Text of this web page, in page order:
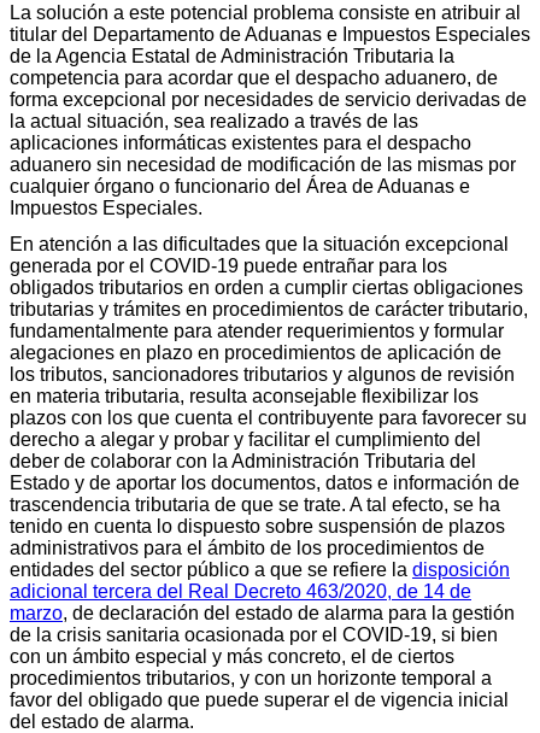
La solución a este potencial problema consiste en atribuir al
titular del Departamento de Aduanas e Impuestos Especiales
de la Agencia Estatal de Administración Tributaria la
competencia para acordar que el despacho aduanero, de
forma excepcional por necesidades de servicio derivadas de
la actual situación, sea realizado a través de las
aplicaciones informáticas existentes para el despacho
aduanero sin necesidad de modificación de las mismas por
cualquier órgano o funcionario del Área de Aduanas e
Impuestos Especiales.
En atención a las dificultades que la situación excepcional
generada por el COVID-19 puede entrañar para los
obligados tributarios en orden a cumplir ciertas obligaciones
tributarias y trámites en procedimientos de carácter tributario,
fundamentalmente para atender requerimientos y formular
alegaciones en plazo en procedimientos de aplicación de
los tributos, sancionadores tributarios y algunos de revisión
en materia tributaria, resulta aconsejable flexibilizar los
plazos con los que cuenta el contribuyente para favorecer su
derecho a alegar y probar y facilitar el cumplimiento del
deber de colaborar con la Administración Tributaria del
Estado y de aportar los documentos, datos e información de
trascendencia tributaria de que se trate. A tal efecto, se ha
tenido en cuenta lo dispuesto sobre suspensión de plazos
administrativos para el ámbito de los procedimientos de
entidades del sector público a que se refiere la disposición
adicional tercera del Real Decreto 463/2020, de 14 de
marzo, de declaración del estado de alarma para la gestión
de la crisis sanitaria ocasionada por el COVID-19, si bien
con un ámbito especial y más concreto, el de ciertos
procedimientos tributarios, y con un horizonte temporal a
favor del obligado que puede superar el de vigencia inicial
del estado de alarma.